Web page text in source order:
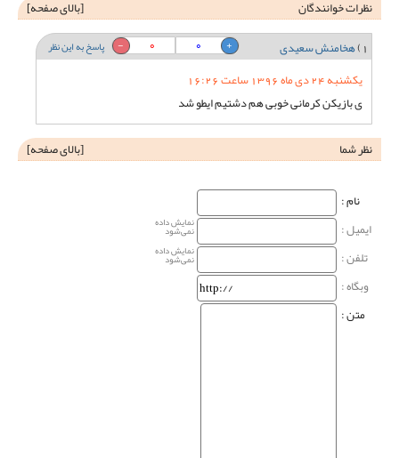
نظرات خوانندگان [بالای صفحه]
1) هخامنش سعیدی پاسخ به این نظر 0
0
یکشنبه 24 دی ماه 1396 ساعت 16:26
ی بازیکن کرمانی خوبی هم دشتیم ایطو شد
نظر شما
[بالای صفحه]
نام‌ :
ایمیل :
نمایش داده
نمی‌شود
تلفن : نمایش داده
نمی‌شود
وبگاه‌ :
متن :